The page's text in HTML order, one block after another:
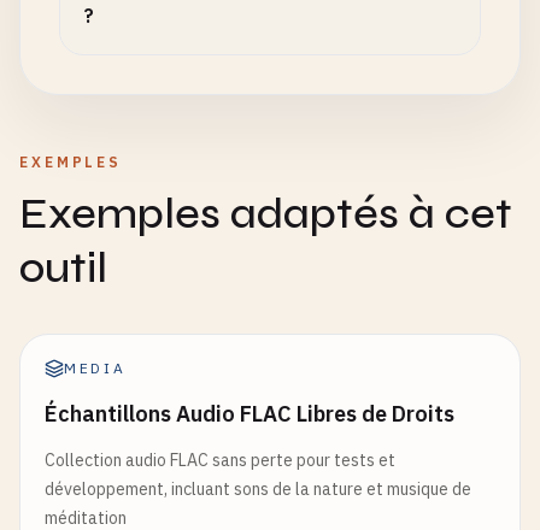
?
EXEMPLES
Exemples adaptés à cet
outil
MEDIA
Échantillons Audio FLAC Libres de Droits
Collection audio FLAC sans perte pour tests et
développement, incluant sons de la nature et musique de
méditation